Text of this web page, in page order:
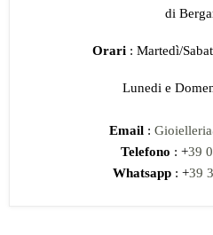
di
Orari : Martedì/
Lunedi e
Email :
Telefono : +39
Whatsapp : +39